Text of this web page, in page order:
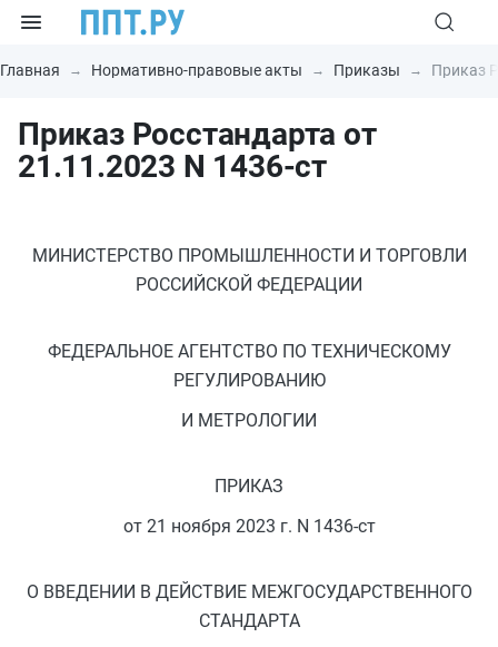
Главная Нормативно-правовые акты Приказы Приказ
Приказ Росстандарта от
21.11.2023 N 1436-ст
МИНИСТЕРСТВО ПРОМЫШЛЕННОСТИ И ТОРГОВЛИ
РОССИЙСКОЙ ФЕДЕРАЦИИ
ФЕДЕРАЛЬНОЕ АГЕНТСТВО ПО ТЕХНИЧЕСКОМУ
РЕГУЛИРОВАНИЮ
И МЕТРОЛОГИИ
ПРИКАЗ
от 21 ноября 2023 г. N 1436-ст
О ВВЕДЕНИИ В ДЕЙСТВИЕ МЕЖГОСУДАРСТВЕННОГО
СТАНДАРТА